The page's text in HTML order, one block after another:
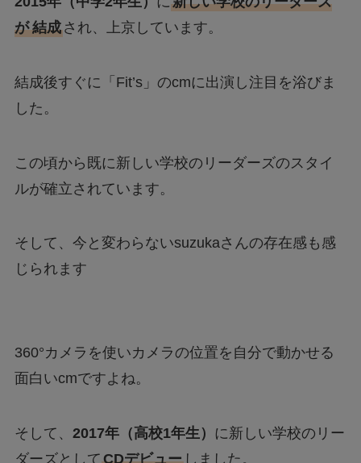
が 結成され、上京しています。
結成後すぐに「Fit’s」のcmに出演し注目を浴びま
した。
この頃から既に新しい学校のリーダーズのスタイ
ルが確立されています。
そして、今と変わらないsuzukaさんの存在感も感
じられます
360°カメラを使いカメラの位置を自分で動かせる
面白いcmですよね。
そして、 2017年（高校1年生）
に新しい学校のリー
ダーズとしてCDデビューしました。